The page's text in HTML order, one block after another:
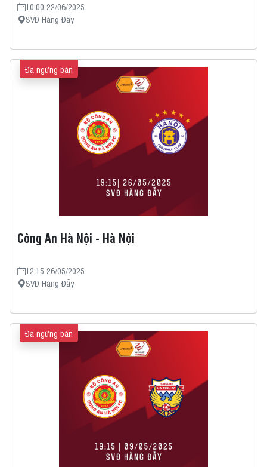
10:00 22/06/2025
SVĐ Hàng Đẫy
Công An Hà Nội - Hà Nội
12:15 26/05/2025
SVĐ Hàng Đẫy
Đã ngừng bán
Đã ngừng bán